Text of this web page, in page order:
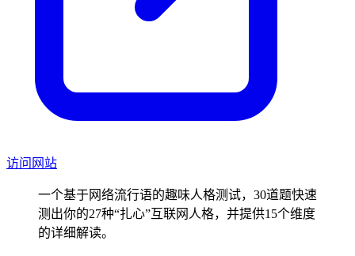
访问网站
一个基于网络流行语的趣味人格测试，30道题快速
测出你的27种“扎心”互联网人格，并提供15个维度
的详细解读。